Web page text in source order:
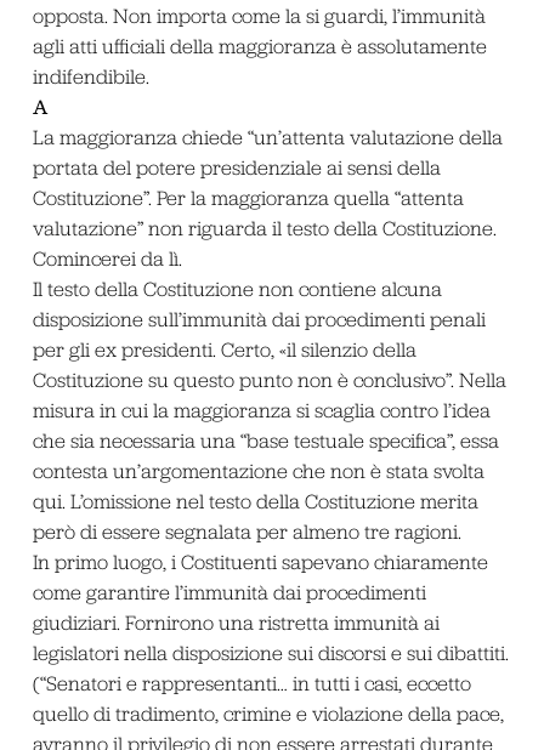
opposta. Non importa come la si guardi, l’immunità
agli atti ufficiali della maggioranza è assolutamente
indifendibile.
A
La maggioranza chiede “un’attenta valutazione della
portata del potere presidenziale ai sensi della
Costituzione”. Per la maggioranza quella “attenta
valutazione” non riguarda il testo della Costituzione.
Comincerei da lì.
Il testo della Costituzione non contiene alcuna
disposizione sull’immunità dai procedimenti penali
per gli ex presidenti. Certo, «il silenzio della
Costituzione su questo punto non è conclusivo”. Nella
misura in cui la maggioranza si scaglia contro l’idea
che sia necessaria una “base testuale specifica”, essa
contesta un’argomentazione che non è stata svolta
qui. L’omissione nel testo della Costituzione merita
però di essere segnalata per almeno tre ragioni.
In primo luogo, i Costituenti sapevano chiaramente
come garantire l’immunità dai procedimenti
giudiziari. Fornirono una ristretta immunità ai
legislatori nella disposizione sui discorsi e sui dibattiti.
(“Senatori e rappresentanti… in tutti i casi, eccetto
quello di tradimento, crimine e violazione della pace,
avranno il privilegio di non essere arrestati durante